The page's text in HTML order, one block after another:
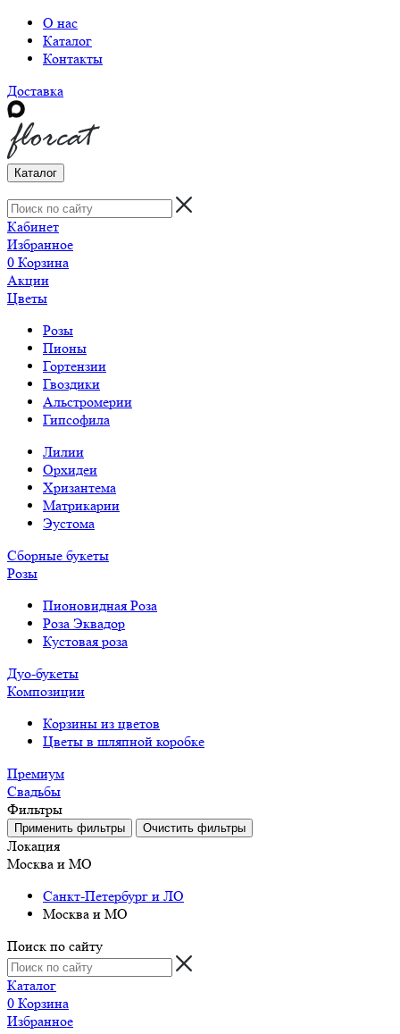
О нас
Каталог
Контакты
Доставка
Каталог
Кабинет
Избранное
0 Корзина
Акции
Цветы
Розы
Пионы
Гортензии
Гвоздики
Альстромерии
Гипсофила
Лилии
Орхидеи
Хризантема
Матрикарии
Эустома
Сборные букеты
Розы
Пионовидная Роза
Роза Эквадор
Кустовая роза
Дуо-букеты
Композиции
Корзины из цветов
Цветы в шляпной коробке
Премиум
Свадьбы
Фильтры
Локация
Москва и МО
Санкт-Петербург и ЛО
Москва и МО
Поиск по сайту
Каталог
0 Корзина
Избранное